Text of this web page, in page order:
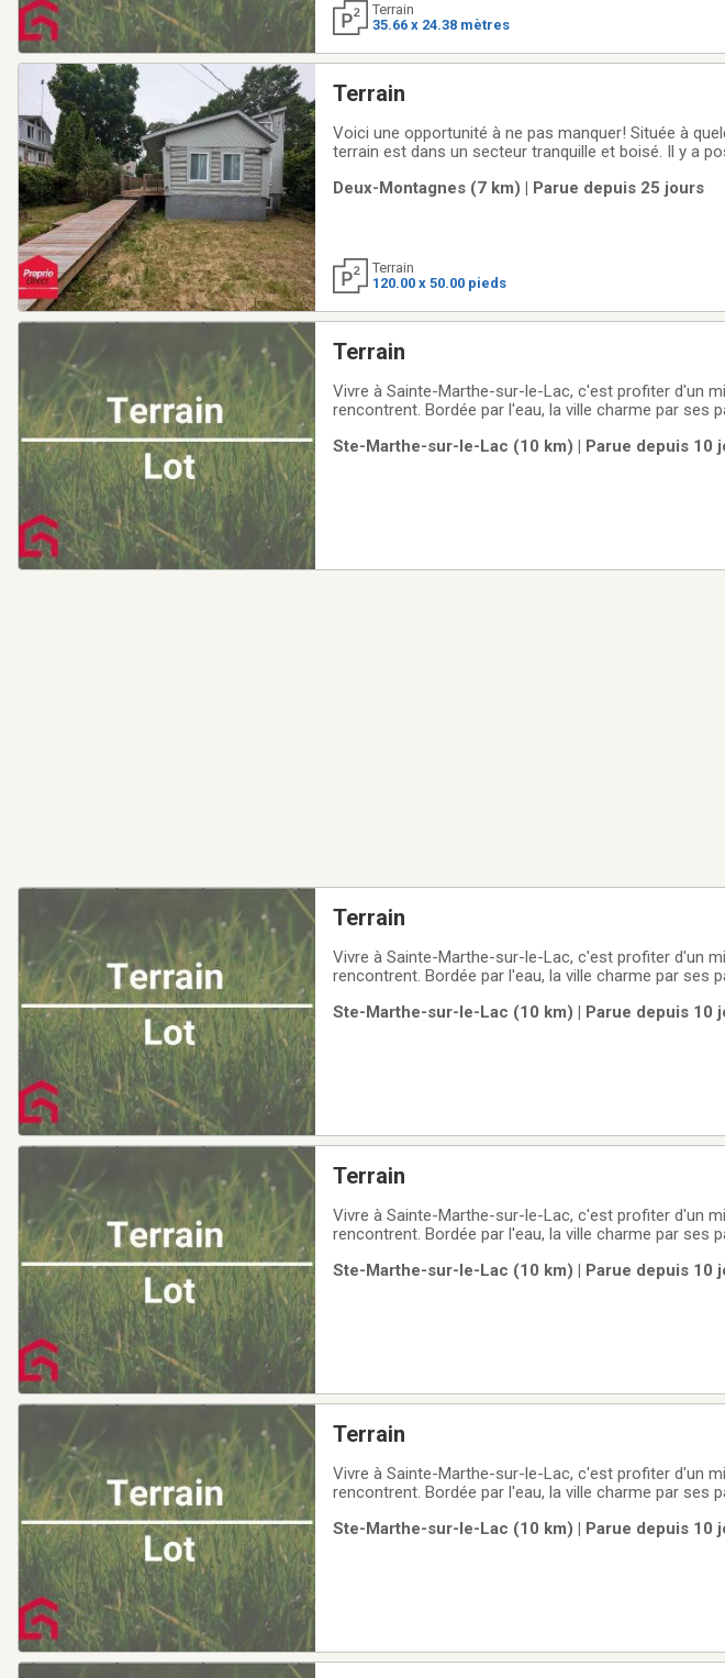
Terrain
35.66 x 24.38 mètres
Terrain
Voici une opportunité à ne pas manquer! Située à
terrain est dans un secteur tranquille et boisé. Il y a
Montagnes pour la conformité
Deux-Montagnes (7 km) | Parue depuis 25 jours
Terrain
120.00 x 50.00 pieds
Terrain
Vivre à Sainte-Marthe-sur-le-Lac, c'est profiter d'un
rencontrent. Bordée par l'eau, la ville charme par ses
stratégiquement située près des grands axes
Ste-Marthe-sur-le-Lac (10 km) | Parue depuis 10
Terrain
Vivre à Sainte-Marthe-sur-le-Lac, c'est profiter d'un
rencontrent. Bordée par l'eau, la ville charme par ses
stratégiquement située près des grands axes
Ste-Marthe-sur-le-Lac (10 km) | Parue depuis 10
Terrain
Vivre à Sainte-Marthe-sur-le-Lac, c'est profiter d'un
rencontrent. Bordée par l'eau, la ville charme par ses
stratégiquement située près des grands axes
Ste-Marthe-sur-le-Lac (10 km) | Parue depuis 10
Terrain
Vivre à Sainte-Marthe-sur-le-Lac, c'est profiter d'un
rencontrent. Bordée par l'eau, la ville charme par ses
stratégiquement située près des grands axes
Ste-Marthe-sur-le-Lac (10 km) | Parue depuis 10